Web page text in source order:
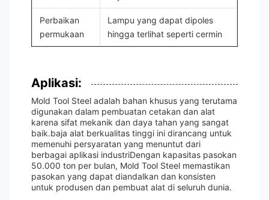
Perbaikan
permukaan
Lampu yang dapat dipoles
hingga terlihat seperti cermin
Aplikasi:
Mold Tool Steel adalah bahan khusus yang terutama
digunakan dalam pembuatan cetakan dan alat
karena sifat mekanik dan daya tahan yang sangat
baik.baja alat berkualitas tinggi ini dirancang untuk
memenuhi persyaratan yang menuntut dari
berbagai aplikasi industriDengan kapasitas pasokan
50.000 ton per bulan, Mold Tool Steel memastikan
pasokan yang dapat diandalkan dan konsisten
untuk produsen dan pembuat alat di seluruh dunia.